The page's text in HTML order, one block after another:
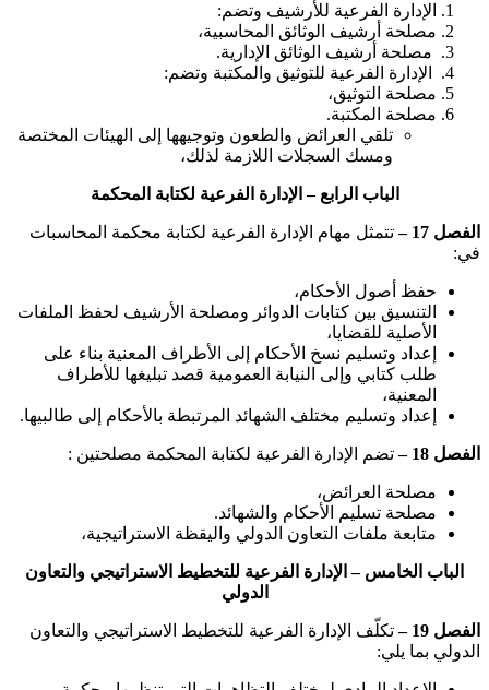
الإدارة الفرعية للأرشيف وتضم:
مصلحة أرشيف الوثائق المحاسبية،
مصلحة أرشيف الوثائق الإدارية.
الإدارة الفرعية للتوثيق والمكتبة وتضم:
مصلحة التوثيق،
مصلحة المكتبة.
تلقي العرائض والطعون وتوجيهها إلى الهيئات المختصة
ومسك السجلات اللازمة لذلك،
الباب الرابع – الإدارة الفرعية لكتابة المحكمة
الفصل 17 –
تتمثل مهام الإدارة الفرعية لكتابة محكمة المحاسبات
في:
حفظ أصول الأحكام،
التنسيق بين كتابات الدوائر ومصلحة الأرشيف لحفظ الملفات
الأصلية للقضايا،
إعداد وتسليم نسخ الأحكام إلى الأطراف المعنية بناء على
طلب كتابي وإلى النيابة العمومية قصد تبليغها للأطراف
المعنية،
إعداد وتسليم مختلف الشهائد المرتبطة بالأحكام إلى طالبيها.
الفصل 18 – تضم الإدارة الفرعية لكتابة المحكمة مصلحتين :
مصلحة العرائض،
مصلحة تسليم الأحكام والشهائد.
متابعة ملفات التعاون الدولي واليقظة الاستراتيجية،
الباب الخامس – الإدارة الفرعية للتخطيط الاستراتيجي والتعاون
الدولي
الفصل 19 –
تكلّف الإدارة الفرعية للتخطيط الاستراتيجي والتعاون
الدولي بما يلي: